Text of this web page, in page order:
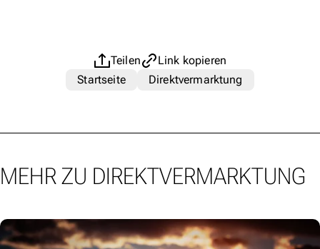
Teilen
Link kopieren
Startseite
Direktvermarktung
MEHR ZU DIREKTVERMARKTUNG